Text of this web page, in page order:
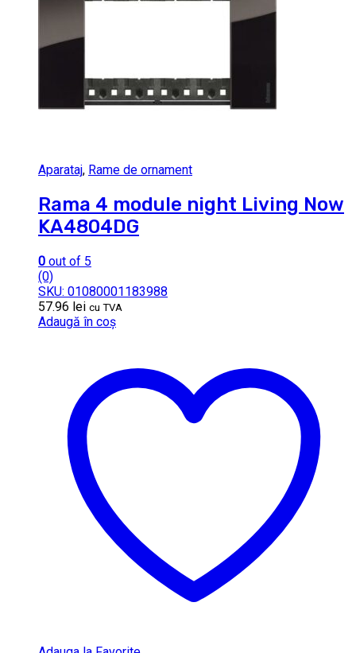
Aparataj, Rame de ornament
Rama 4 module night Living Now
KA4804DG
0 out of 5
(0)
SKU: 01080001183988
57.96 lei cu TVA
Adaugă în coș